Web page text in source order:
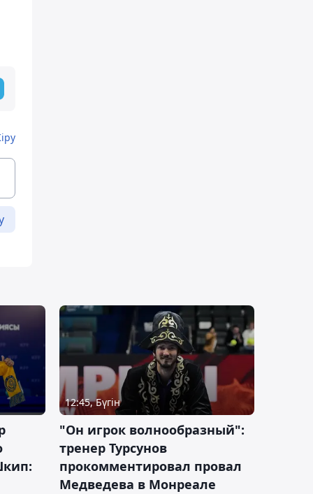
12:45, Бүгін
"Он игрок волнообразный":
тренер Турсунов
прокомментировал провал
Медведева в Монреале